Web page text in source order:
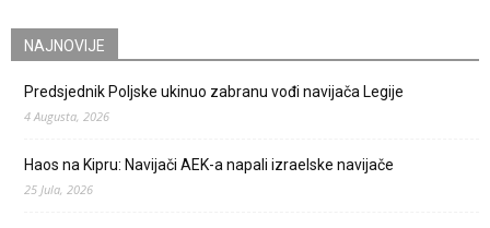
NAJNOVIJE
Predsjednik Poljske ukinuo zabranu vođi navijača Legije
4 Augusta, 2026
Haos na Kipru: Navijači AEK-a napali izraelske navijače
25 Jula, 2026